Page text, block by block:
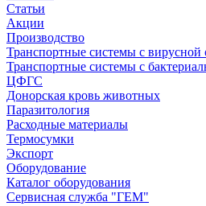
Статьи
Акции
Производство
Транспортные системы с вирусной
Транспортные системы с
ЦФГС
Донорская кровь животных
Паразитология
Расходные материалы
Термосумки
Экспорт
Оборудование
Каталог оборудования
Сервисная служба "ГЕМ"